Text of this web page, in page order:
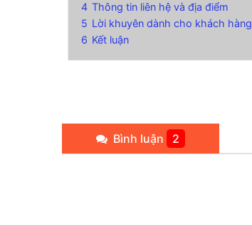
4 Thông tin liên hệ và địa điểm
5 Lời khuyên dành cho khách hàng
6 Kết luận
Bình luận 2